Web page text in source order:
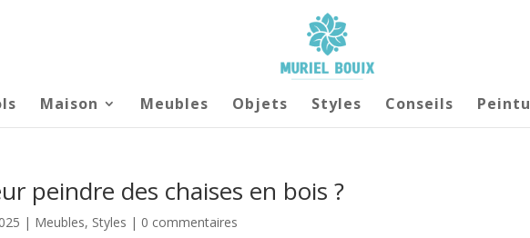
Maison Meubles Objets Styles Conseils
peindre des chaises en bois ?
| Meubles, Styles | 0 commentaires